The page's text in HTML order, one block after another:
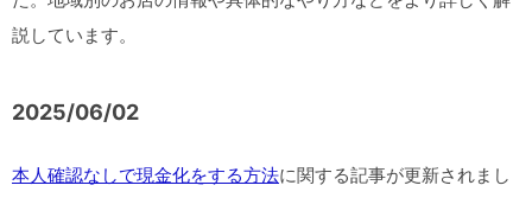
説しています。
2025/06/02
本人確認なしで現金化をする方法に関する記事が更新されまし